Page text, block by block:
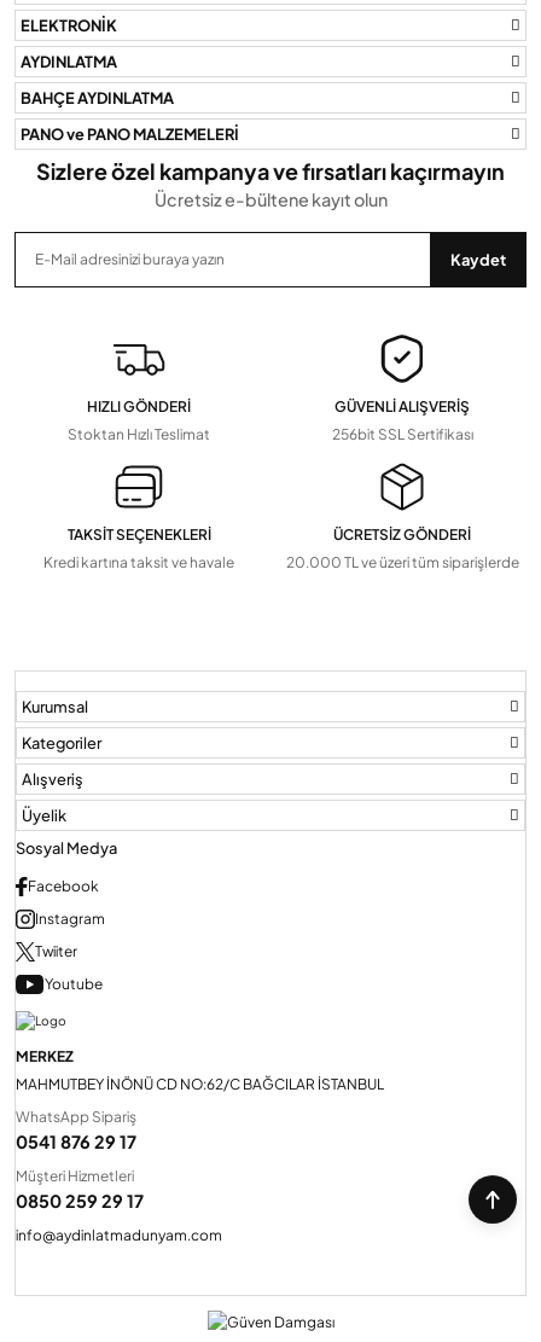
ELEKTRONİK
AYDINLATMA
BAHÇE AYDINLATMA
PANO ve PANO MALZEMELERİ
Sizlere özel kampanya ve fırsatları kaçırmayın
Ücretsiz e-bültene kayıt olun
Kaydet
HIZLI GÖNDERİ
Stoktan Hızlı Teslimat
GÜVENLİ ALIŞVERİŞ
256bit SSL Sertifikası
TAKSİT SEÇENEKLERİ
Kredi kartına taksit ve havale
ÜCRETSİZ GÖNDERİ
20.000 TL ve üzeri tüm siparişlerde
Kurumsal
Kategoriler
Alışveriş
Üyelik
Sosyal Medya
Facebook
Instagram
Twiiter
Youtube
MERKEZ
MAHMUTBEY İNÖNÜ CD NO:62/C BAĞCILAR İSTANBUL
WhatsApp Sipariş
0541 876 29 17
Müşteri Hizmetleri
0850 259 29 17
info@aydinlatmadunyam.com